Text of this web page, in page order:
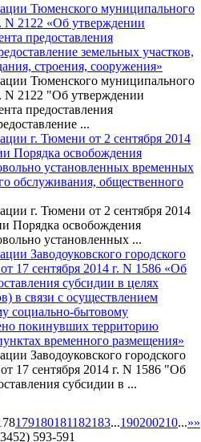
Тюменского муниципального
N 2122 «Об утверждении
предоставления
земельных участков,
строения, сооружения»
Тюменского муниципального
N 2122 "Об утверждении
предоставления
...
г. Тюмени от 2 сентября 2014
Порядка освобождения
установленных временных
обслуживания, общественного
г. Тюмени от 2 сентября 2014
Порядка освобождения
установленных ...
Заводоуковского городского
17 сентября 2014 г. N 1586 «Об
субсидии в целях
в связи с осуществлением
социально-бытовому
покинувших территорию
временного размещения»
Заводоуковского городского
17 сентября 2014 г. N 1586 "Об
субсидии в ...
179180181182183...190200210...»»
593-591